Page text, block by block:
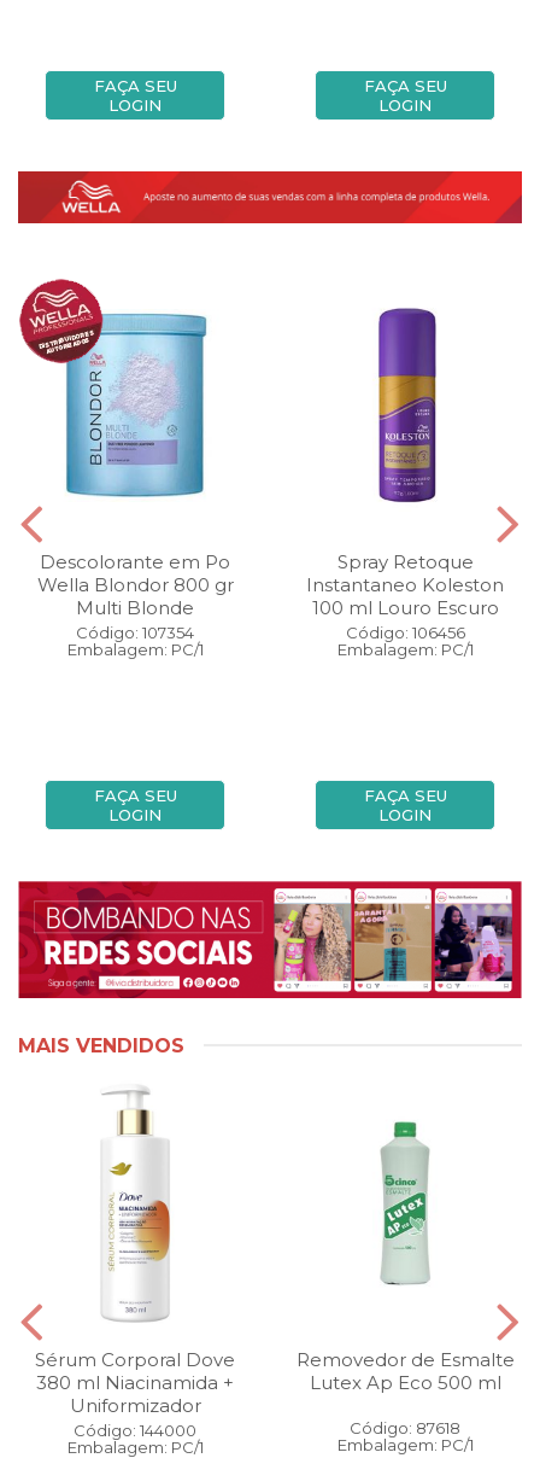
FAÇA SEU
LOGIN
FAÇA SEU
LOGIN
Descolorante em Po
Wella Blondor 800 gr
Multi Blonde
Código: 107354
Embalagem: PC/1
FAÇA SEU
LOGIN
Spray Retoque
Instantaneo Koleston
100 ml Louro Escuro
Código: 106456
Embalagem: PC/1
FAÇA SEU
LOGIN
MAIS VENDIDOS
Sérum Corporal Dove
380 ml Niacinamida +
Uniformizador
Código: 144000
Embalagem: PC/1
Removedor de Esmalte
Lutex Ap Eco 500 ml
Código: 87618
Embalagem: PC/1